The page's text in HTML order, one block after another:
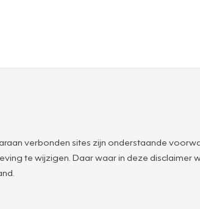
verbonden sites zijn onderstaande
te wijzigen. Daar waar in deze